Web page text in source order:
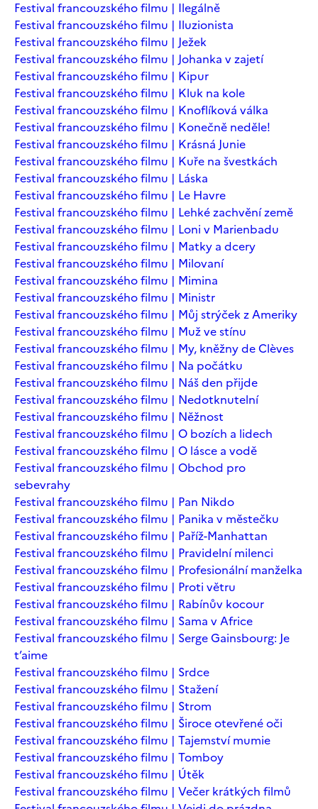
Festival francouzského filmu | Ilegálně
Festival francouzského filmu | Iluzionista
Festival francouzského filmu | Ježek
Festival francouzského filmu | Johanka v zajetí
Festival francouzského filmu | Kipur
Festival francouzského filmu | Kluk na kole
Festival francouzského filmu | Knoflíková válka
Festival francouzského filmu | Konečně neděle!
Festival francouzského filmu | Krásná Junie
Festival francouzského filmu | Kuře na švestkách
Festival francouzského filmu | Láska
Festival francouzského filmu | Le Havre
Festival francouzského filmu | Lehké zachvění země
Festival francouzského filmu | Loni v Marienbadu
Festival francouzského filmu | Matky a dcery
Festival francouzského filmu | Milovaní
Festival francouzského filmu | Mimina
Festival francouzského filmu | Ministr
Festival francouzského filmu | Můj strýček z Ameriky
Festival francouzského filmu | Muž ve stínu
Festival francouzského filmu | My, kněžny de Clèves
Festival francouzského filmu | Na počátku
Festival francouzského filmu | Náš den přijde
Festival francouzského filmu | Nedotknutelní
Festival francouzského filmu | Něžnost
Festival francouzského filmu | O bozích a lidech
Festival francouzského filmu | O lásce a vodě
Festival francouzského filmu | Obchod pro
sebevrahy
Festival francouzského filmu | Pan Nikdo
Festival francouzského filmu | Panika v městečku
Festival francouzského filmu | Paříž-Manhattan
Festival francouzského filmu | Pravidelní milenci
Festival francouzského filmu | Profesionální manželka
Festival francouzského filmu | Proti větru
Festival francouzského filmu | Rabínův kocour
Festival francouzského filmu | Sama v Africe
Festival francouzského filmu | Serge Gainsbourg: Je
t’aime
Festival francouzského filmu | Srdce
Festival francouzského filmu | Stažení
Festival francouzského filmu | Strom
Festival francouzského filmu | Široce otevřené oči
Festival francouzského filmu | Tajemství mumie
Festival francouzského filmu | Tomboy
Festival francouzského filmu | Útěk
Festival francouzského filmu | Večer krátkých filmů